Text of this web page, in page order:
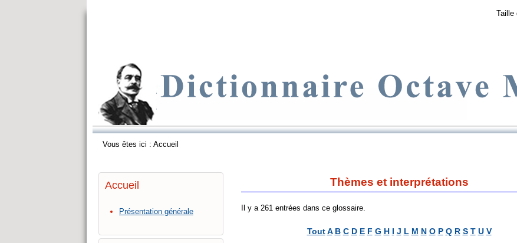
Taille
Vous êtes ici : Accueil
Accueil
Présentation générale
Thèmes et interprétations
Il y a 261 entrées dans ce glossaire.
Tout A B C D E F G H I J L M N O P Q R S T U V